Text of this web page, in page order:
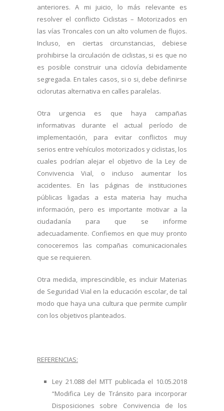
anteriores. A mi juicio, lo más relevante es
resolver el conflicto Ciclistas – Motorizados en
las vías Troncales con un alto volumen de flujos.
Incluso, en ciertas circunstancias, debiese
prohibirse la circulación de ciclistas, si es que no
es posible construir una ciclovía debidamente
segregada. En tales casos, si o si, debe definirse
ciclorutas alternativa en calles paralelas.
Otra urgencia es que haya campañas
informativas durante el actual período de
implementación, para evitar conflictos muy
serios entre vehículos motorizados y ciclistas, los
cuales podrían alejar el objetivo de la Ley de
Convivencia Vial, o incluso aumentar los
accidentes. En las páginas de instituciones
públicas ligadas a esta materia hay mucha
información, pero es importante motivar a la
ciudadanía para que se informe
adecuadamente. Confiemos en que muy pronto
conoceremos las compañas comunicacionales
que se requieren.
Otra medida, imprescindible, es incluir Materias
de Seguridad Vial en la educación escolar, de tal
modo que haya una cultura que permite cumplir
con los objetivos planteados.
REFERENCIAS:
Ley 21.088 del MTT publicada el 10.05.2018
“Modifica Ley de Tránsito para incorporar
Disposiciones sobre Convivencia de los